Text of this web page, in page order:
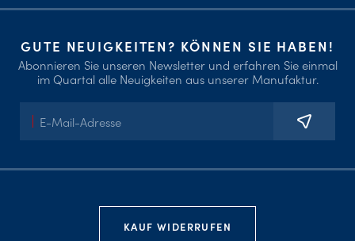
GUTE NEUIGKEITEN? KÖNNEN SIE HABEN!
Abonnieren Sie unseren Newsletter und erfahren Sie einmal
im Quartal alle Neuigkeiten aus unserer Manufaktur.
Mail-
KAUF WIDERRUFEN